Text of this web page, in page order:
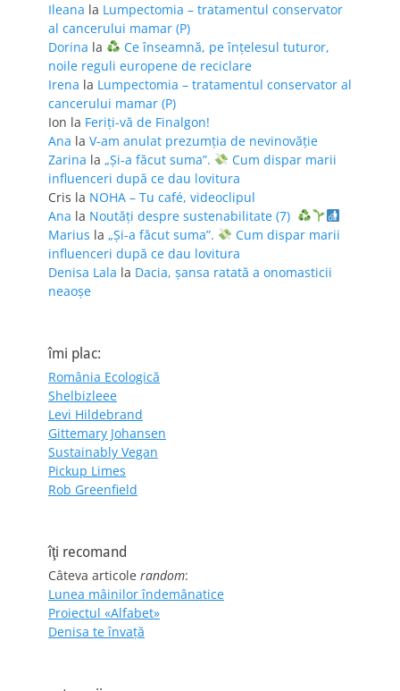
Ileana la Lumpectomia – tratamentul conservator
al cancerului mamar (P)
Dorina la
Ce înseamnă, pe înțelesul tuturor,
noile reguli europene de reciclare
Irena la Lumpectomia – tratamentul conservator al
cancerului mamar (P)
Ion la Feriţi-vă de Finalgon!
Ana la V-am anulat prezumția de nevinovăție
Zarina la „Și-a făcut suma”.
Cum dispar marii
influenceri după ce dau lovitura
Cris la NOHA – Tu café, videoclipul
Ana la Noutăți despre sustenabilitate (7)
Marius la „Și-a făcut suma”.
Cum dispar marii
influenceri după ce dau lovitura
Denisa Lala la Dacia, șansa ratată a onomasticii
neaoșe
îmi plac:
România Ecologică
Shelbizleee
Levi Hildebrand
Gittemary Johansen
Sustainably Vegan
Pickup Limes
Rob Greenfield
îţi recomand
Câteva articole random:
Lunea mâinilor îndemânatice
Proiectul «Alfabet»
Denisa te învaţă